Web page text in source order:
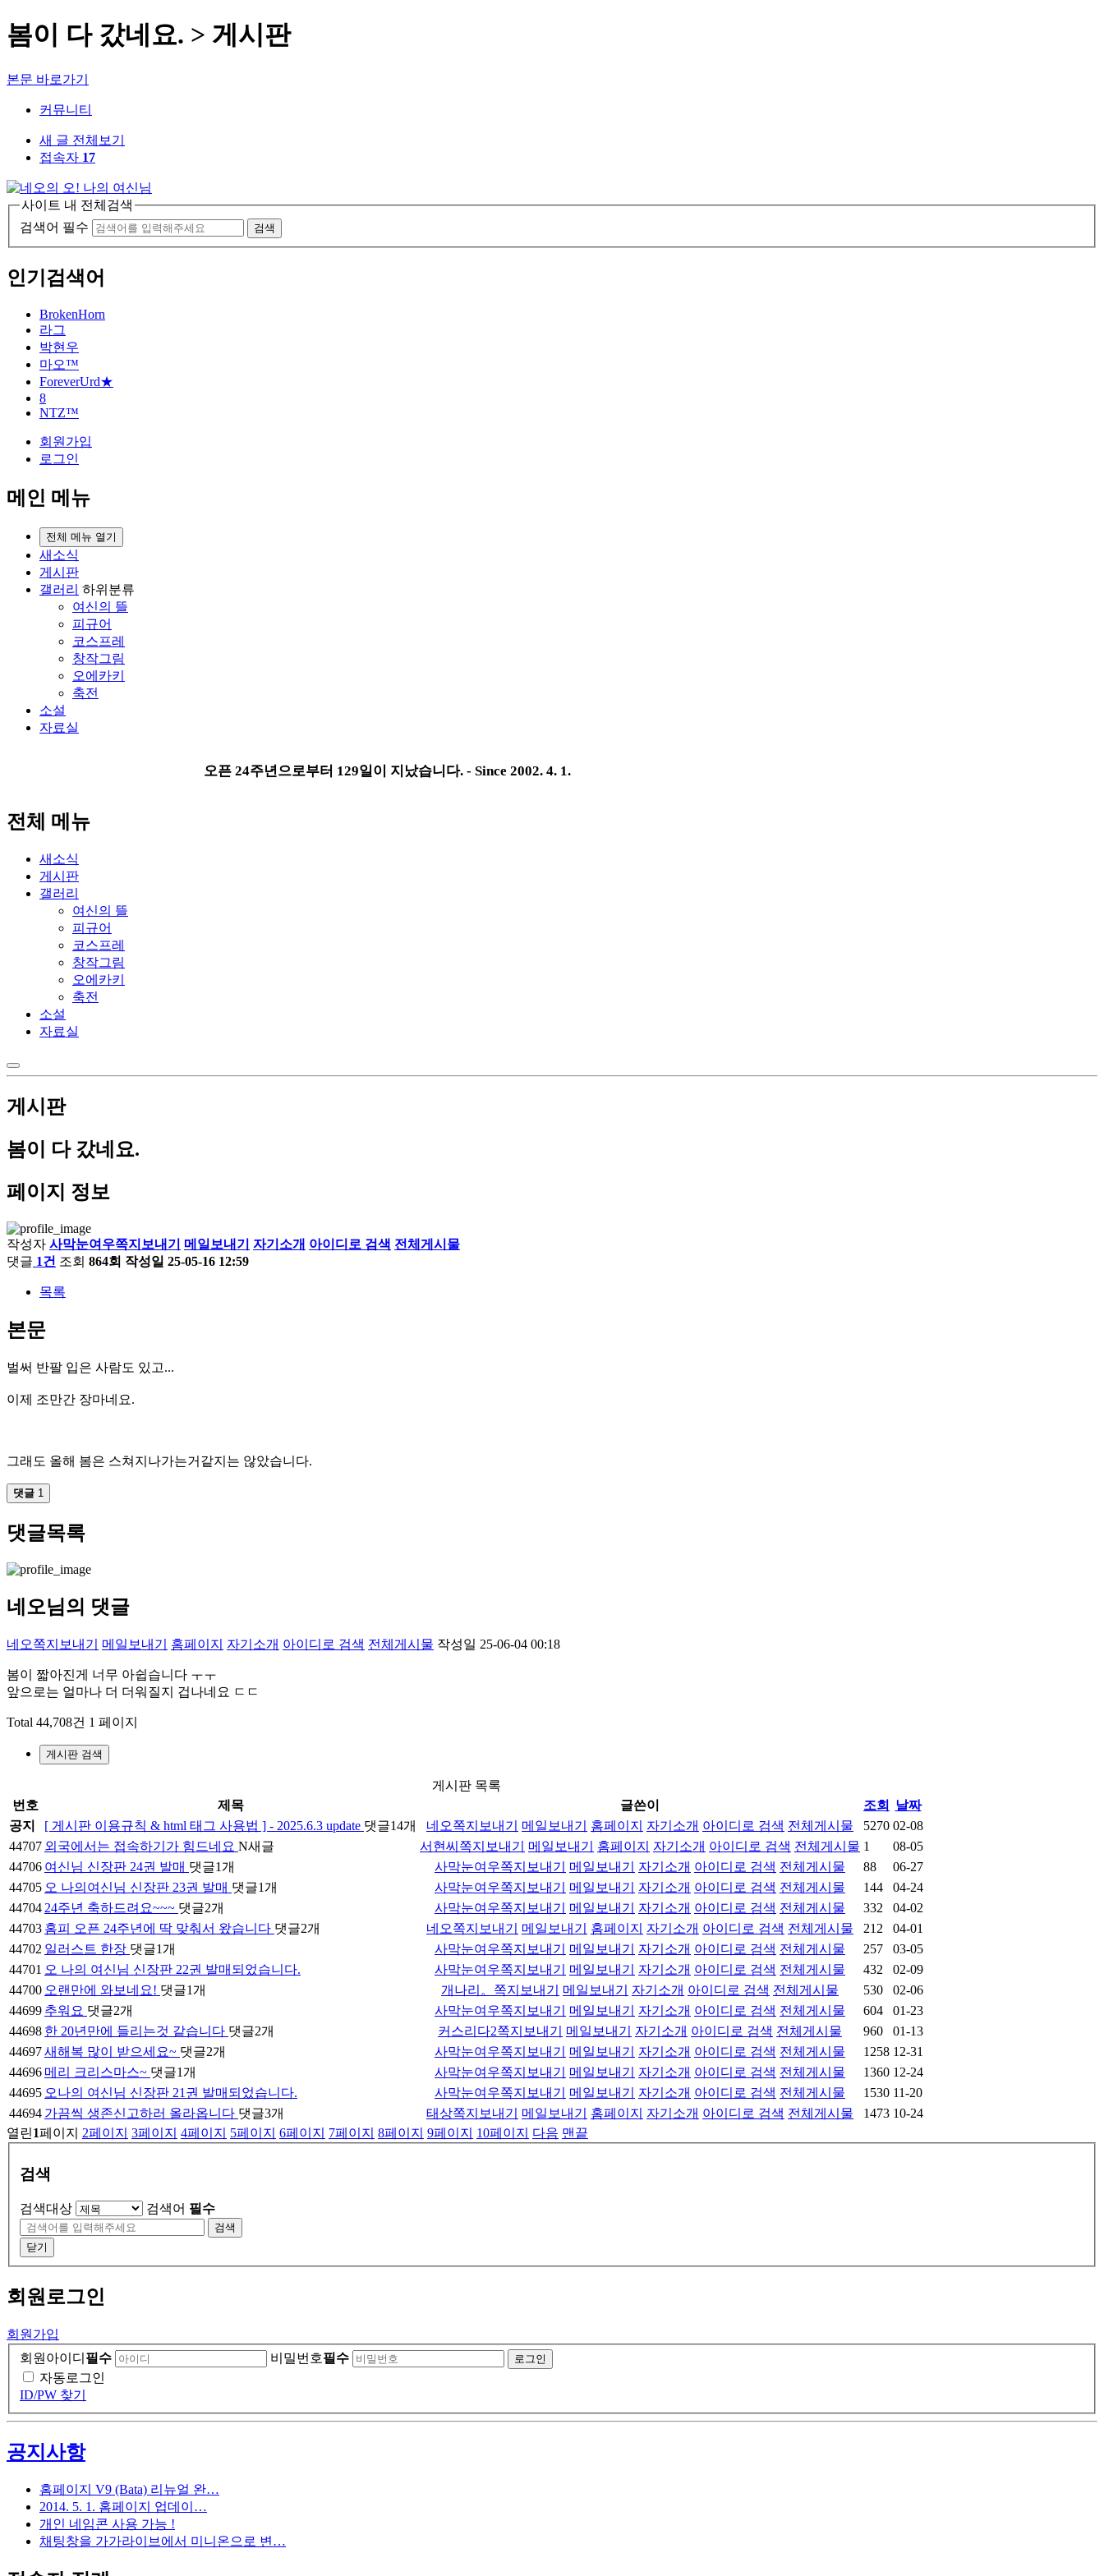
봄이 다 갔네요. > 게시판
본문 바로가기
커뮤니티
새 글 전체보기
접속자 17
사이트 내 전체검색
검색어 필수
검색
인기검색어
BrokenHorn
라그
박현우
마오™
ForeverUrd★
8
NTZ™
회원가입
로그인
메인 메뉴
전체 메뉴 열기
새소식
게시판
갤러리 하위분류
여신의 뜰
피규어
코스프레
창작그림
오에카키
축전
소설
자료실
오픈 24주년으로부터 129일이 지났습니다. - Since 2002. 4. 1.
전체 메뉴
새소식
게시판
갤러리
여신의 뜰
피규어
코스프레
창작그림
오에카키
축전
소설
자료실
게시판
봄이 다 갔네요.
페이지 정보
작성자 사막눈여우쪽지보내기 메일보내기 자기소개 아이디로 검색 전체게시물
댓글 1건 조회 864회 작성일 25-05-16 12:59
목록
본문
벌써 반팔 입은 사람도 있고...
이제 조만간 장마네요.
그래도 올해 봄은 스쳐지나가는거같지는 않았습니다.
댓글 1
댓글목록
네오님의 댓글
네오쪽지보내기 메일보내기 홈페이지 자기소개 아이디로 검색 전체게시물 작성일 25-06-04 00:18
봄이 짧아진게 너무 아쉽습니다 ㅜㅜ
앞으로는 얼마나 더 더워질지 겁나네요 ㄷㄷ
Total 44,708건 1 페이지
게시판 검색
게시판 목록
번호
제목 글쓴이 조회
날짜
공지
[ 게시판 이용규칙 & html 태그 사용법 ] - 2025.6.3 update 댓글14개 네오쪽지보내기 메일보내기 홈페이지 자기소개 아이디로 검색 전체게시물 5270 02-08
44707 외국에서는 접속하기가 힘드네요 N새글 서현씨 쪽지보내기 메일보내기 홈페이지 자기소개 아이디로 검색 전체게시물 1
08-05
44706 여신님 신장판 24권 발매 댓글1개 사막눈여우쪽지보내기 메일보내기 자기소개 아이디로 검색 전체게시물 88
06-27
44705 오 나의여신님 신장판 23권 발매 댓글1개 사막눈여우쪽지보내기 메일보내기 자기소개 아이디로 검색 전체게시물 144
04-24
44704 24주년 축하드려요~~~ 댓글2개 사막눈여우쪽지보내기 메일보내기 자기소개 아이디로 검색 전체게시물 332
04-02
44703 홈피 오픈 24주년에 딱 맞춰서 왔습니다 댓글2개 네오쪽지보내기 메일보내기 홈페이지 자기소개 아이디로 검색 전체게시물 212
04-01
44702 일러스트 한장 댓글1개 사막눈여우쪽지보내기 메일보내기 자기소개 아이디로 검색 전체게시물 257
03-05
44701 오 나의 여신님 신장판 22권 발매되었습니다. 사막눈여우쪽지보내기 메일보내기 자기소개 아이디로 검색 전체게시물 432
02-09
44700 오랜만에 와보네요! 댓글1개 개나리。 쪽지보내기 메일보내기 자기소개 아이디로 검색 전체게시물 530
02-06
44699 추워요 댓글2개 사막눈여우쪽지보내기 메일보내기 자기소개 아이디로 검색 전체게시물 604
01-23
44698 한 20년만에 들리는것 같습니다 댓글2개 커스리다2쪽지보내기 메일보내기 자기소개 아이디로 검색 전체게시물 960
01-13
44697새해복 많이 받으세요~ 댓글2개 사막눈여우쪽지보내기 메일보내기 자기소개 아이디로 검색 전체게시물 1258 12-31
44696 메리 크리스마스~ 댓글1개 사막눈여우쪽지보내기 메일보내기 자기소개 아이디로 검색 전체게시물 1360 12-24
44695 오나의 여신님 신장판 21권 발매되었습니다. 사막눈여우쪽지보내기 메일보내기 자기소개 아이디로 검색 전체게시물 1530 11-20
44694 가끔씩 생존신고하러 올라옵니다 댓글3개 태상쪽지보내기 메일보내기 홈페이지 자기소개 아이디로 검색 전체게시물 1473 10-24
열린1페이지 2페이지 3페이지 4페이지 5페이지 6페이지 7페이지 8페이지 9페이지 10페이지 다음 맨끝
검색
검색대상 검색어 필수
검색
닫기
회원 로그인
회원가입
회원아이디 필수 비밀번호필수
자동로그인
ID/PW 찾기
공지사항
홈페이지 V9 (Bata) 리뉴얼 완…
2014. 5. 1. 홈페이지 업데이…
개인 네임콘 사용 가능 !
채팅창을 가가라이브에서 미니온으로 변…